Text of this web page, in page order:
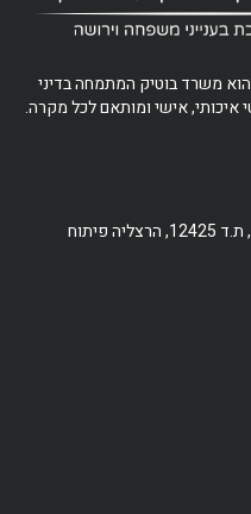
משרד בוטיק המתמחה בדיני
איכותי, אישי ומותאם לכל מקרה.